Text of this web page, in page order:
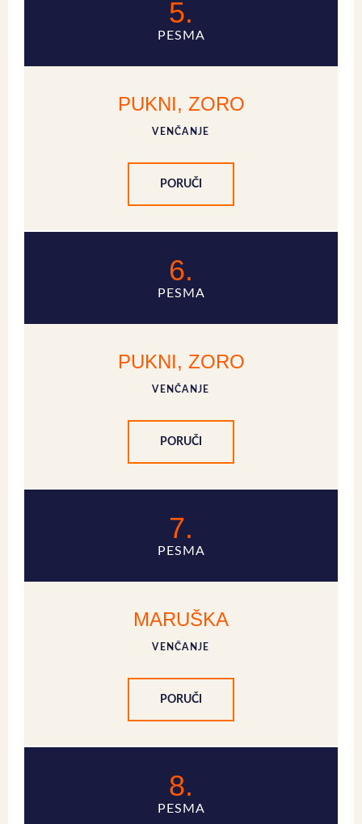
5.
PESMA
PUKNI, ZORO
VENČANJE
PORUČI
6.
PESMA
PUKNI, ZORO
VENČANJE
PORUČI
7.
PESMA
MARUŠKA
VENČANJE
PORUČI
8.
PESMA